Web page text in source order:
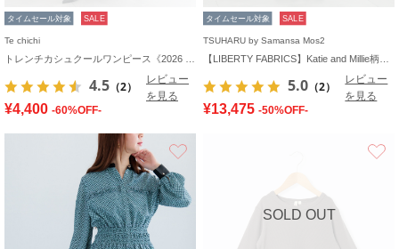
タイムセール対象 SALE
Te chichi
4.5 （2）
レビュー
を見る
¥4,400 -60%OFF-
タイムセール対象 SALE
TSUHARU by Samansa Mos2
5.0 （2）
レビュー
を見る
¥13,475 -50%OFF-
SOLD OUT